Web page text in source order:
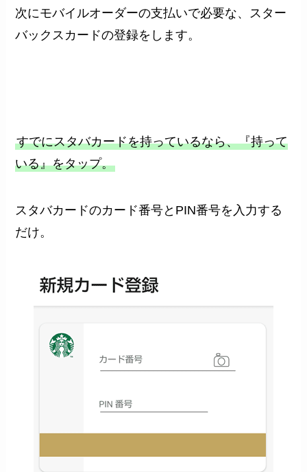
次にモバイルオーダーの支払いで必要な、スター
バックスカードの登録をします。
すでにスタバカードを持っているなら、『持って
いる』をタップ。
スタバカードのカード番号とPIN番号を入力する
だけ。